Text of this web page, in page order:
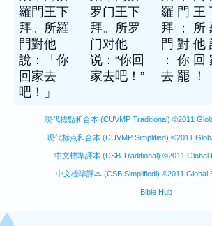
羅門王下
拜。所羅
門對他
說：「你
回家去
吧！」
罗门王下
拜。所罗
门对他
说：“你回
家去吧！”
羅 門 王
拜 ； 所
門 對 他
： 你 回
去 罷 ！
現代標點和合本 (CUVMP Traditional) ©2011
现代标点和合本 (CUVMP Simplified) ©2011
中文標準譯本 (CSB Traditional) ©2011 Global
中文標準譯本 (CSB Simplifiedl) ©2011 Global
Bible Hub